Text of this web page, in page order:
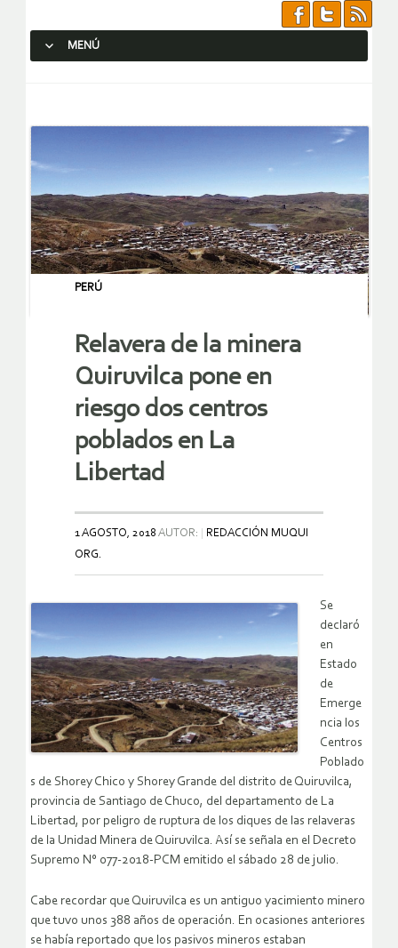
MENÚ
PERÚ
Relavera de la minera
Quiruvilca pone en
riesgo dos centros
poblados en La
Libertad
1 AGOSTO, 2018 AUTOR:
REDACCIÓN MUQUI
ORG.
Se
declaró
en
Estado
de
Emerge
ncia los
Centros
Poblado
s de Shorey Chico y Shorey Grande del distrito de Quiruvilca,
provincia de Santiago de Chuco, del departamento de La
Libertad, por peligro de ruptura de los diques de las relaveras
de la Unidad Minera de Quiruvilca. Así se señala en el Decreto
Supremo N° 077-2018-PCM emitido el sábado 28 de julio.
Cabe recordar que Quiruvilca es un antiguo yacimiento minero
que tuvo unos 388 años de operación. En ocasiones anteriores
se había reportado que los pasivos mineros estaban